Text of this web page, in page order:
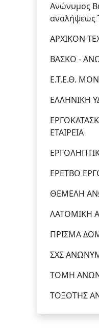
Ανώνυμος
αναλήψεως
ΑΡΧΙΚΟΝ
ΒΑΣΚΟ -
Ε.Τ.Ε.Θ.
ΕΛΛΗΝΙΚΗ
ΕΤΑΙΡΕΙΑ
ΕΡΕΤΒΟ
ΘΕΜΕΛΗ
ΛΑΤΟΜΙΚΗ
ΠΡΙΣΜΑ
ΣΧΣ
ΤΟΜΗ
ΤΟΞΟΤΗΣ